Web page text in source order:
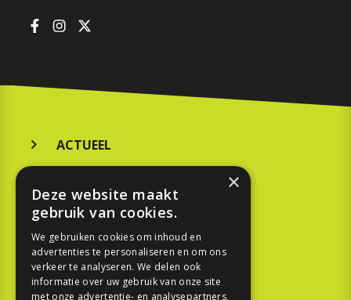
ACTUEEL
KOOPGIDS
TESTEN
SPORT
×
Deze website maakt
gebruik van cookies.
We gebruiken cookies om inhoud en
advertenties te personaliseren en om ons
verkeer te analyseren. We delen ook
informatie over uw gebruik van onze site
met onze advertentie- en analysepartners,